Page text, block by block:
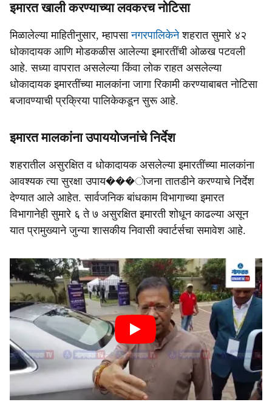
इमारत खाली करण्याच्या लवकरच नोटिसा
मिळालेल्या माहितीनुसार, म्हापसानगरपालिकेनेशहरात सुमारे ४२
धोकादायक आणि मोडकळीस आलेल्या इमारतींची ओळख पटवली
आहे. सध्या वापरात असलेल्या किंवा लोक राहत असलेल्या
धोकादायक इमारतींच्या मालकांना जागा रिकामी करण्याबाबत नोटिसा
बजावण्याची प्रक्रिया पालिकेकडून सुरू आहे.
इमारत मालकांना उपाययोजनांचे निर्देश
शहरातील असुरक्षित व धोकादायक असलेल्या इमारतींच्या मालकांना
आवश्यक त्या सुरक्षा उपाय���ोजना तातडीने करण्याचे निर्देश
देण्यात आले आहेत. सार्वजनिक बांधकाम विभागाच्या इमारत
विभागानेही सुमारे ६ ते ७ असुरक्षित इमारती शोधून काढल्या असून
यात प्रामुख्याने जुन्या शासकीय निवासी क्वार्टर्सचा समावेश आहे.